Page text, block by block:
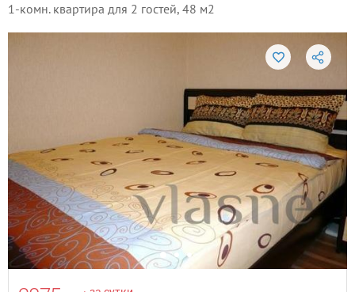
1-комн. квартира для 2 гостей, 48 м2